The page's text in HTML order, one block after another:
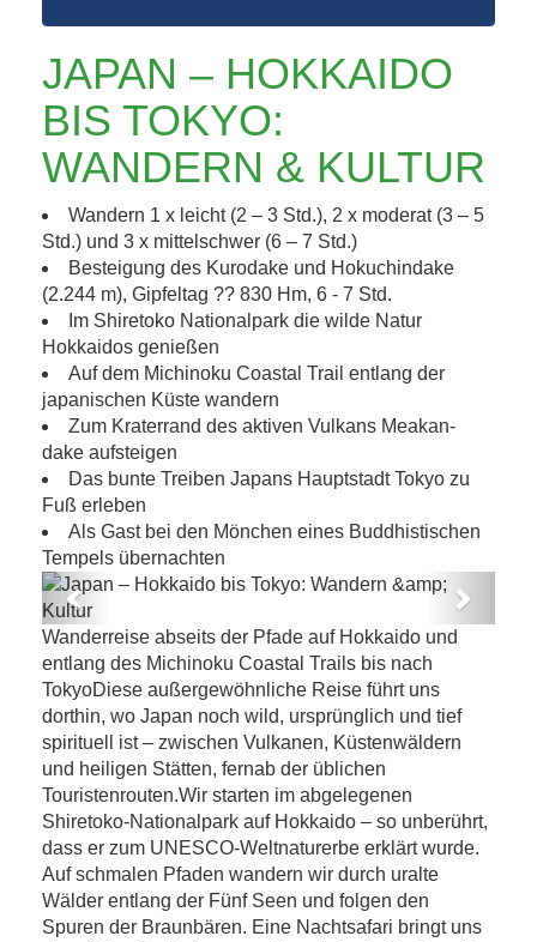
JAPAN – HOKKAIDO
BIS TOKYO:
WANDERN & KULTUR
Wandern 1 x leicht (2 – 3 Std.), 2 x moderat (3 – 5
Std.) und 3 x mittelschwer (6 – 7 Std.)
Besteigung des Kurodake und Hokuchindake
(2.244 m), Gipfeltag ?? 830 Hm, 6 - 7 Std.
Im Shiretoko Nationalpark die wilde Natur
Hokkaidos genießen
Auf dem Michinoku Coastal Trail entlang der
japanischen Küste wandern
Zum Kraterrand des aktiven Vulkans Meakan-
dake aufsteigen
Das bunte Treiben Japans Hauptstadt Tokyo zu
Fuß erleben
Als Gast bei den Mönchen eines Buddhistischen
Tempels übernachten
Japan – Hokkaido bis Tokyo: Wandern &
Kultur
Previous Next
Wanderreise abseits der Pfade auf Hokkaido und
entlang des Michinoku Coastal Trails bis nach
TokyoDiese außergewöhnliche Reise führt uns
dorthin, wo Japan noch wild, ursprünglich und tief
spirituell ist – zwischen Vulkanen, Küstenwäldern
und heiligen Stätten, fernab der üblichen
Touristenrouten.Wir starten im abgelegenen
Shiretoko-Nationalpark auf Hokkaido – so unberührt,
dass er zum UNESCO-Weltnaturerbe erklärt wurde.
Auf schmalen Pfaden wandern wir durch uralte
Wälder entlang der Fünf Seen und folgen den
Spuren der Braunbären. Eine Nachtsafari bringt uns